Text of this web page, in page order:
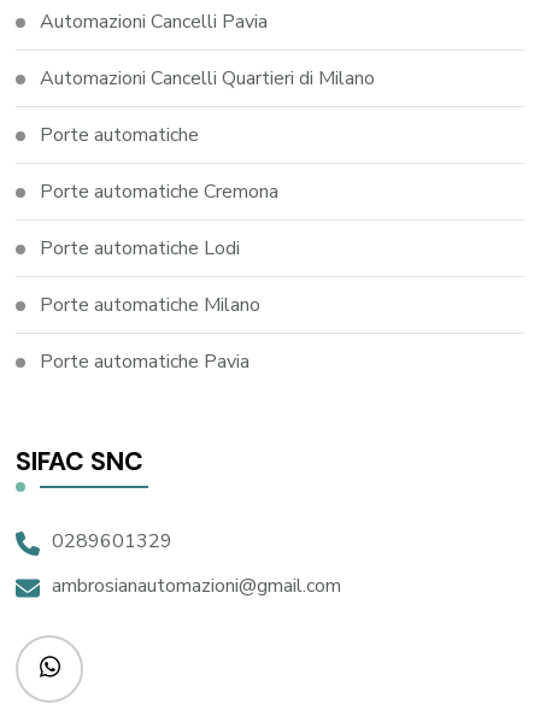
Automazioni Cancelli Pavia
Automazioni Cancelli Quartieri di Milano
Porte automatiche
Porte automatiche Cremona
Porte automatiche Lodi
Porte automatiche Milano
Porte automatiche Pavia
SIFAC SNC
0289601329
ambrosianautomazioni@gmail.com